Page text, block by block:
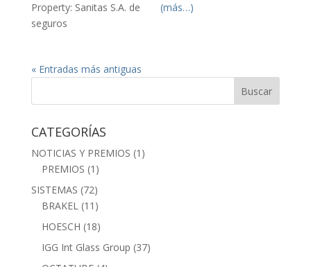
Property: Sanitas S.A. de
seguros
(más…)
« Entradas más antiguas
CATEGORÍAS
NOTICIAS Y PREMIOS (1)
PREMIOS (1)
SISTEMAS (72)
BRAKEL(11)
HOESCH (18)
IGG Int Glass Group (37)